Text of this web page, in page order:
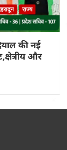
राज्य
की नई
और